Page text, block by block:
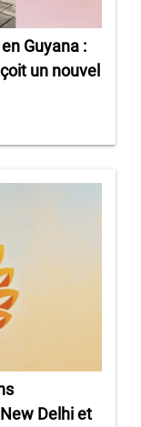
Guyana :
un nouvel
Delhi et